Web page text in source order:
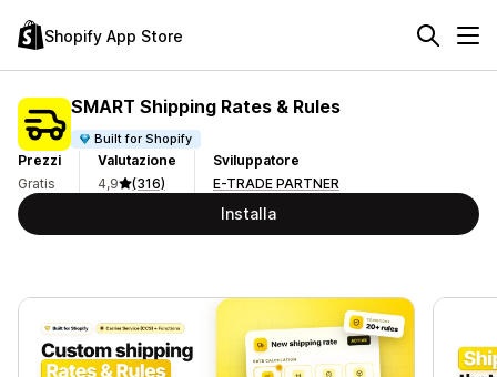
Shopify App Store
SMART Shipping Rates & Rules
Built for Shopify
Prezzi
Gratis
Valutazione
4,9
(316)
Sviluppatore
E-TRADE PARTNER
Installa